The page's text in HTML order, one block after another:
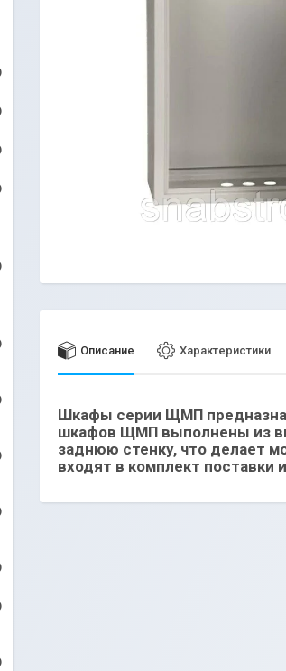
Описание Характеристики
Шкафы серии ЩМП
шкафов ЩМП выполнены из
заднюю стенку, что делает
входят в комплект поставки